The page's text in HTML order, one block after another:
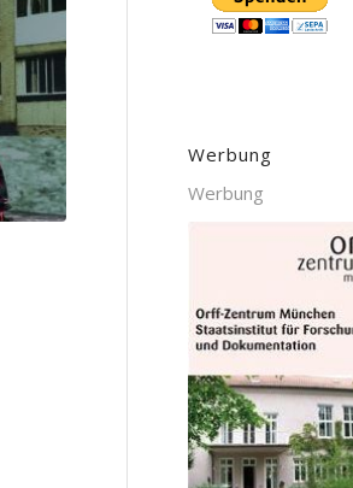
Werbung
Werbung